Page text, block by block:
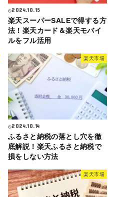
2024.10.15
楽天スーパーSALEで得する方
法！楽天カード＆楽天モバイ
ルをフル活用
楽天市場
2024.10.14
ふるさと納税の落とし穴を徹
底解説！楽天ふるさと納税で
損をしない方法
楽天市場